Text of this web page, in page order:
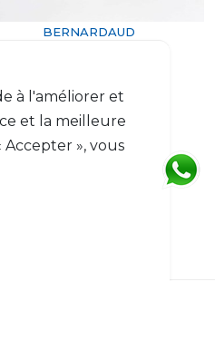
BERNARDAUD
H: 7.5cm, D: 11.3cm
$102
à l'améliorer et
et la meilleure
», vous